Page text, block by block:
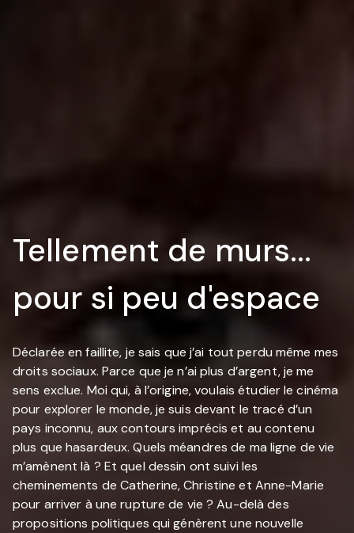
Tellement de murs...
pour si peu d'espace
Déclarée en faillite, je sais que j’ai tout perdu même mes
droits sociaux. Parce que je n’ai plus d’argent, je me
sens exclue. Moi qui, à l’origine, voulais étudier le cinéma
pour explorer le monde, je suis devant le tracé d’un
pays inconnu, aux contours imprécis et au contenu
plus que hasardeux. Quels méandres de ma ligne de vie
m’amènent là ? Et quel dessin ont suivi les
cheminements de Catherine, Christine et Anne-Marie
pour arriver à une rupture de vie ? Au-delà des
propositions politiques qui génèrent une nouvelle